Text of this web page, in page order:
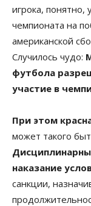
игрока,
чемпионата на
американской
Случилось чудо:
футбола
участие в
При этом
может такого
наказание
санкции,